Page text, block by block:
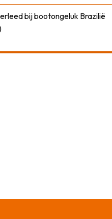
bij bootongeluk Brazilië